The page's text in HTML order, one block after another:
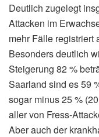
Deutlich zugelegt
Attacken im
mehr Fälle registriert
Besonders deutlich
Steigerung 82 %
Saarland sind es 59
sogar minus 25 %
aller von Fress-
Aber auch der